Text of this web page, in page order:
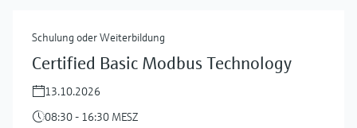
Schulung oder Weiterbildung
Certified Basic Modbus Technology
13.10.2026
08:30 - 16:30 MESZ